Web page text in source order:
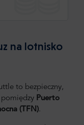
na lotnisko
to bezpieczny,
Puerto
(TFN).